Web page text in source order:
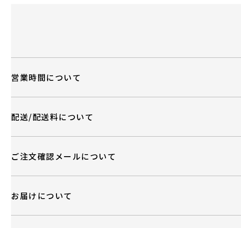
営業時間について
配送/配送料について
ご注文確認メールについて
お届けについて